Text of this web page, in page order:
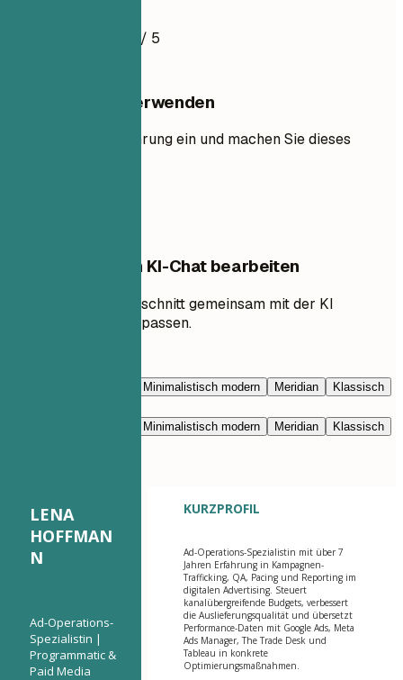
/ 5
Diese Vorlage verwenden
Fügen Sie Ihre Erfahrung ein und machen Sie dieses
Diese Vorlage im KI-Chat bearbeiten
Lassen Sie jeden Abschnitt gemeinsam mit der KI
umschreiben und anpassen.
Minimalistisch modern Meridian
Klassisch
Minimalistisch modern Meridian
Klassisch
LENA
HOFFMAN
N
Ad-Operations-
Spezialistin |
Programmatic &
Paid Media
KURZPROFIL
Ad-Operations-Spezialistin mit über 7
Jahren Erfahrung in Kampagnen-
Trafficking, QA, Pacing und Reporting im
digitalen Advertising. Steuert
kanalübergreifende Budgets, verbessert
die Auslieferungsqualität und übersetzt
Performance-Daten mit Google Ads, Meta
Ads Manager, The Trade Desk und
Tableau in konkrete
Optimierungsmaßnahmen.